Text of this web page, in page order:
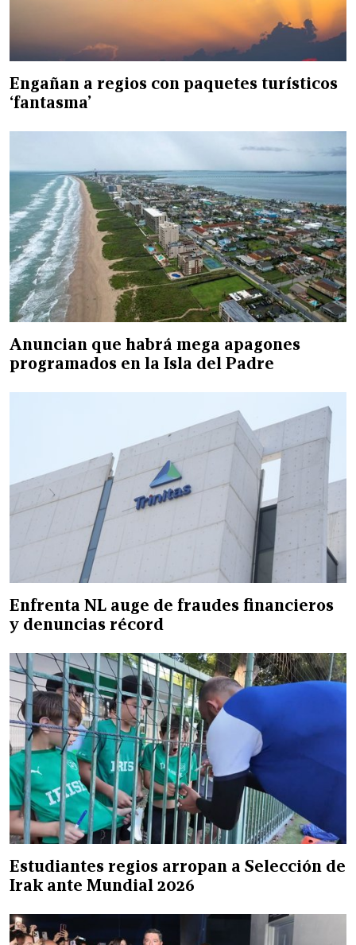
Engañan a regios con paquetes turísticos
‘fantasma’
Anuncian que habrá mega apagones
programados en la Isla del Padre
Enfrenta NL auge de fraudes financieros
y denuncias récord
Estudiantes regios arropan a Selección de
Irak ante Mundial 2026